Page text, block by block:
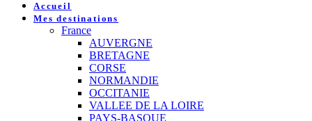
Accueil
Mes destinations
France
AUVERGNE
BRETAGNE
CORSE
NORMANDIE
OCCITANIE
VALLEE DE LA LOIRE
PAYS-BASQUE